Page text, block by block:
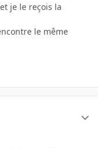
je le reçois la
le même